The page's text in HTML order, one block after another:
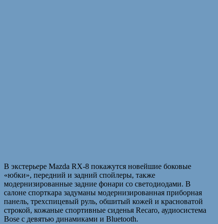
В экстерьере Mazda RX-8 покажутся новейшие боковые
«юбки», передний и задний спойлеры, также
модернизированные задние фонари со светодиодами. В
салоне спорткара задуманы модернизированная приборная
панель, трехспицевый руль, обшитый кожей и красноватой
строкой, кожаные спортивные сиденья Recaro, аудиосистема
Bose с девятью динамиками и Bluetooth.